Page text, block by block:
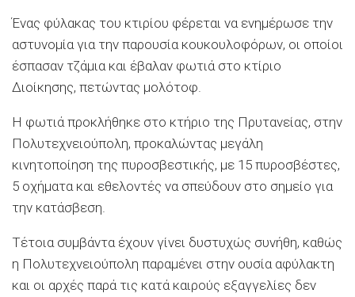
Ένας φύλακας του κτιρίου φέρεται να ενημέρωσε την
αστυνομία για την παρουσία κουκουλοφόρων, οι οποίοι
έσπασαν τζάμια και έβαλαν φωτιά στο κτίριο
Διοίκησης, πετώντας μολότοφ.
Η φωτιά προκλήθηκε στο κτήριο της Πρυτανείας, στην
Πολυτεχνειούπολη, προκαλώντας μεγάλη
κινητοποίηση της πυροσβεστικής, με 15 πυροσβέστες,
5 οχήματα και εθελοντές να σπεύδουν στο σημείο για
την κατάσβεση.
Τέτοια συμβάντα έχουν γίνει δυστυχώς συνήθη, καθώς
η Πολυτεχνειούπολη παραμένει στην ουσία αφύλακτη
και οι αρχές παρά τις κατά καιρούς εξαγγελίες δεν